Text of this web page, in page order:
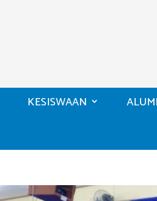
KESISWAAN